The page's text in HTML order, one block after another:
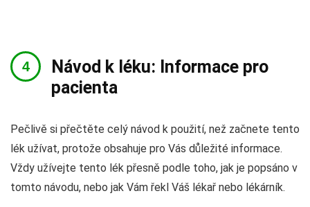
Návod k léku: Informace pro
pacienta
Pečlivě si přečtěte celý návod k použití, než začnete tento
lék užívat, protože obsahuje pro Vás důležité informace.
Vždy užívejte tento lék přesně podle toho, jak je popsáno v
tomto návodu, nebo jak Vám řekl Váš lékař nebo lékárník.